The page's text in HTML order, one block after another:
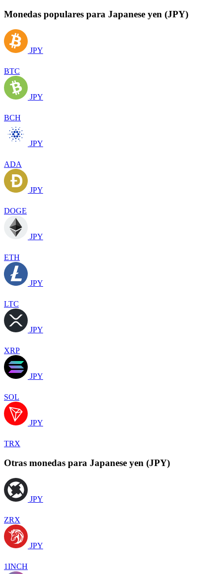
Monedas populares para Japanese yen (JPY)
JPY
BTC
JPY
BCH
JPY
ADA
JPY
DOGE
JPY
ETH
JPY
LTC
JPY
XRP
JPY
SOL
JPY
TRX
Otras monedas para Japanese yen (JPY)
JPY
ZRX
JPY
1INCH